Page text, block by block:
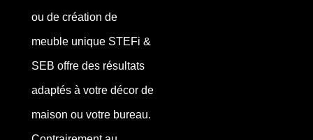
ou de création de
meuble unique STEFi &
SEB offre des résultats
adaptés à votre décor de
maison ou votre bureau.